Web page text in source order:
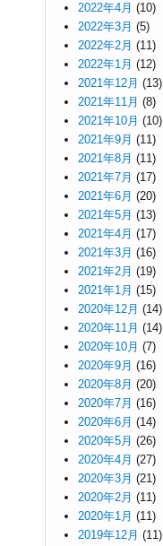
2022年4月 (10)
2022年3月 (5)
2022年2月 (11)
2022年1月 (12)
2021年12月 (13)
2021年11月 (8)
2021年10月 (10)
2021年9月 (11)
2021年8月 (11)
2021年7月 (17)
2021年6月 (20)
2021年5月 (13)
2021年4月 (17)
2021年3月 (16)
2021年2月 (19)
2021年1月 (15)
2020年12月 (14)
2020年11月 (14)
2020年10月 (7)
2020年9月 (16)
2020年8月 (20)
2020年7月 (16)
2020年6月 (14)
2020年5月 (26)
2020年4月 (27)
2020年3月 (21)
2020年2月 (11)
2020年1月 (11)
2019年12月 (11)